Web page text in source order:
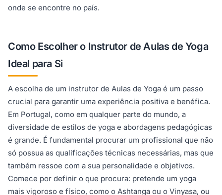
onde se encontre no país.
Como Escolher o Instrutor de Aulas de Yoga
Ideal para Si
A escolha de um instrutor de Aulas de Yoga é um passo
crucial para garantir uma experiência positiva e benéfica.
Em Portugal, como em qualquer parte do mundo, a
diversidade de estilos de yoga e abordagens pedagógicas
é grande. É fundamental procurar um profissional que não
só possua as qualificações técnicas necessárias, mas que
também ressoe com a sua personalidade e objetivos.
Comece por definir o que procura: pretende um yoga
mais vigoroso e físico, como o Ashtanga ou o Vinyasa, ou